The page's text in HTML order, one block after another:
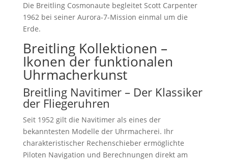
Die Breitling Cosmonaute begleitet Scott Carpenter
1962 bei seiner Aurora-7-Mission einmal um die
Erde.
Breitling Kollektionen –
Ikonen der funktionalen
Uhrmacherkunst
Breitling Navitimer – Der Klassiker
der Fliegeruhren
Seit 1952 gilt die Navitimer als eines der
bekanntesten Modelle der Uhrmacherei. Ihr
charakteristischer Rechenschieber ermöglichte
Piloten Navigation und Berechnungen direkt am